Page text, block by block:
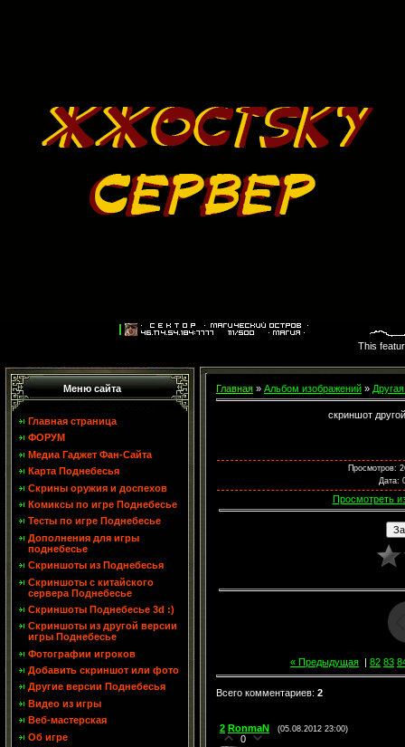
This
Меню сайта
Главная страница
ФОРУМ
Медиа Гаджет Фан-Сайта
Карта Поднебесья
Скрины оружия и доспехов
Комиксы по игре Поднебесье
Тесты по игре Поднебесье
Дополнения для игры
поднебесье
Скриншоты из Поднебесья
Скриншоты с китайского
сервера Поднебесье
Скриншоты Поднебесье 3d :)
Скриншоты из другой версии
игры Поднебесье
Фотографии игроков
Добавить скриншот или фото
Другие версии Поднебесья
Видео из игры
Веб-мастерская
Об игре
Главная » Альбом изображений »
скриншот
Просмотров:
Дата:
Просмотреть
« Предыдущая | 82 83
Всего комментариев: 2
2 RonmaN (05.08.2012 23:00)
0